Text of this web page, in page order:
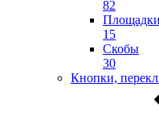
82
15
Скобы
30
Кнопки,